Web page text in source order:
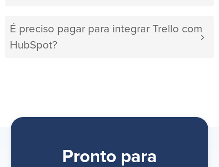
É preciso pagar para integrar Trello com
HubSpot?
Pronto para